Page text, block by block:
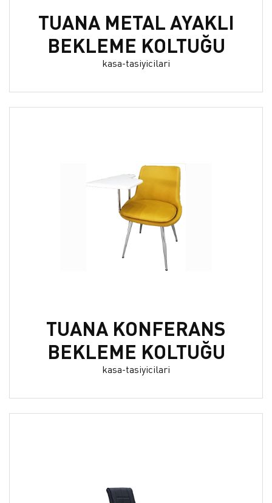
TUANA METAL AYAKLI
BEKLEME KOLTUĞU
kasa-tasiyicilari
TUANA KONFERANS
BEKLEME KOLTUĞU
kasa-tasiyicilari